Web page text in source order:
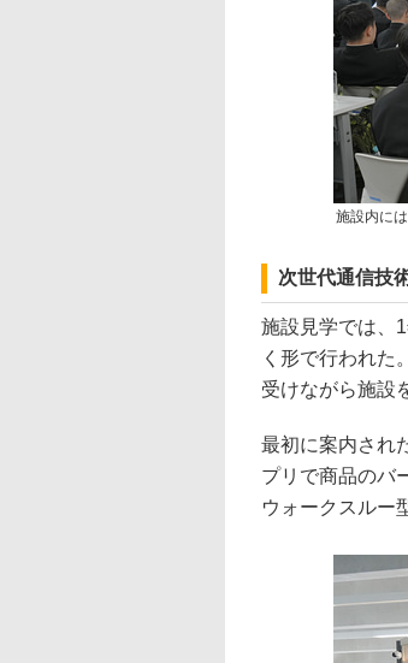
施設内に
次世代通信技
施設見学では、
く形で行われた
受けながら施設
最初に案内され
プリで商品のバ
ウォークスルー